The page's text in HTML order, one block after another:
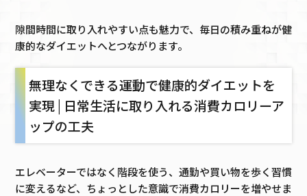
隙間時間に取り入れやすい点も魅力で、毎日の積み重ねが健
康的なダイエットへとつながります。
無理なくできる運動で健康的ダイエットを
実現 | 日常生活に取り入れる消費カロリーア
ップの工夫
エレベーターではなく階段を使う、通勤や買い物を歩く習慣
に変えるなど、ちょっとした意識で消費カロリーを増やせま